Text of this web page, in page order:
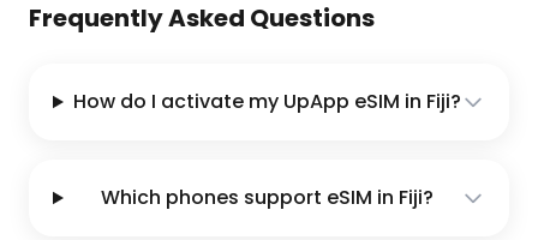
Frequently Asked Questions
How do I activate my UpApp eSIM in Fiji?
Which phones support eSIM in Fiji?